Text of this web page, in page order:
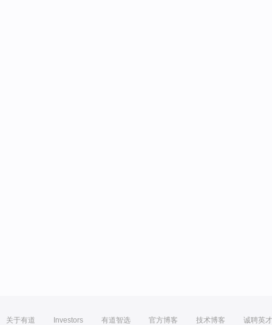
关于有道 Investors 有道智选 官方博客 技术博客 诚聘英才